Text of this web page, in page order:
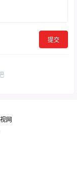
提交
网